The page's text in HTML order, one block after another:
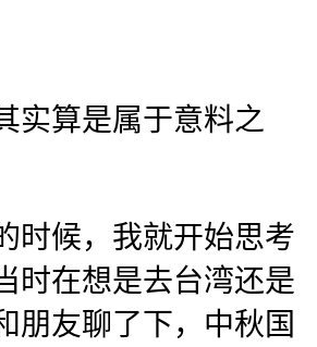
实算是属于意料之
时候，我就开始思考
时在想是去台湾还是
朋友聊了下，中秋国